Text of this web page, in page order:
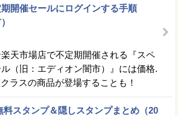
開催セールにログインする手順
天市場店で不定期開催される『スペ
（旧：エディオン闇市）』には価格.
ラスの商品が登場することも！
料スタンプ＆隠しスタンプまとめ（20